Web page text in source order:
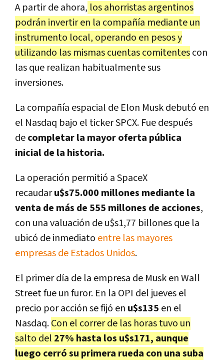
A partir de ahora, los ahorristas argentinos
podrán invertir en la compañía mediante un
instrumento local, operando en pesos y
utilizando las mismas cuentas comitentescon
las que realizan habitualmente sus
inversiones.
La compañía espacial de Elon Musk debutó en
el Nasdaq bajo el ticker SPCX. Fue después
decompletar la mayor oferta pública
inicial de la historia.
La operación permitió a SpaceX
recaudaru$s75.000 millones mediante la
venta de más de 555 millones de acciones,
con una valuación de u$s1,77 billones que la
ubicó de inmediato entre las mayores
empresas de Estados Unidos.
El primer día de la empresa de Musk en Wall
Street fue un furor. En la OPI del jueves el
precio por acción se fijó en u$s135 en el
Nasdaq.Con el correr de las horas tuvo un
salto del 27% hasta los u$s171, aunque
luego cerró su primera rueda con una suba